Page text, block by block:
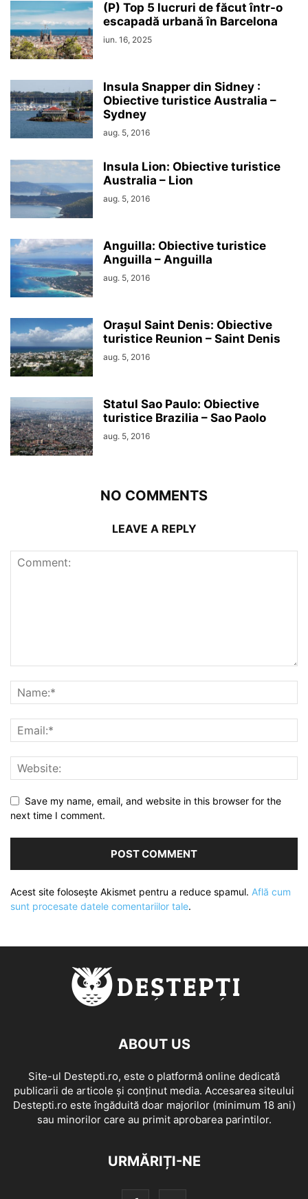
(P) Top 5 lucruri de făcut într-o
escapadă urbană în Barcelona
iun. 16, 2025
Insula Snapper din Sidney :
Obiective turistice Australia –
Sydney
aug. 5, 2016
Insula Lion: Obiective turistice
Australia – Lion
aug. 5, 2016
Anguilla: Obiective turistice
Anguilla – Anguilla
aug. 5, 2016
Orașul Saint Denis: Obiective
turistice Reunion – Saint Denis
aug. 5, 2016
Statul Sao Paulo: Obiective
turistice Brazilia – Sao Paolo
aug. 5, 2016
NO COMMENTS
LEAVE A REPLY
Save my name, email, and website in this browser for the
next time I comment.
Acest site folosește Akismet pentru a reduce spamul. Află cum
sunt procesate datele comentariilor tale.
ABOUT US
Site-ul Destepti.ro, este o platformă online dedicată
publicarii de articole și conținut media. Accesarea siteului
Destepti.ro este îngăduită doar majorilor (minimum 18 ani)
sau minorilor care au primit aprobarea parintilor.
URMĂRIȚI-NE